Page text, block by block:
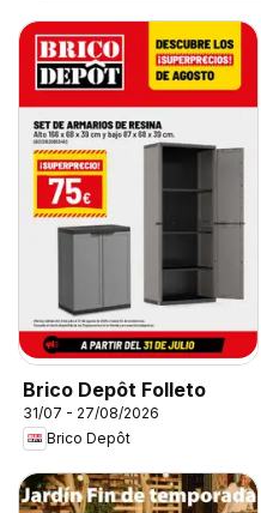
Brico Depôt Folleto
31/07 - 27/08/2026
Brico Depôt